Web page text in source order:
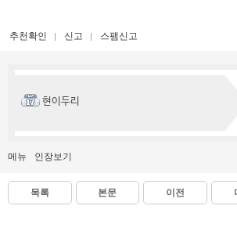
추천확인 신고 스팸신고
현이두리
메뉴 인장보기
목록 본문 이전